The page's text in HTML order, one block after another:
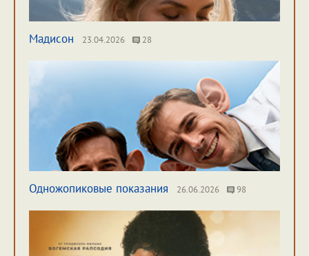
Мадисон 23.04.2026 28
Одножопиковые показания 26.06.2026 98